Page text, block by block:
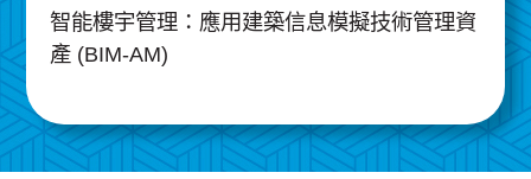
智能樓宇管理：應用建築信息模擬技術管理資
產 (BIM-AM)